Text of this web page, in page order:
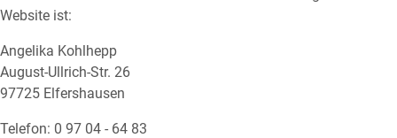
Website ist:
Angelika Kohlhepp
August-Ullrich-Str. 26
97725 Elfershausen
Telefon: 0 97 04 - 64 83